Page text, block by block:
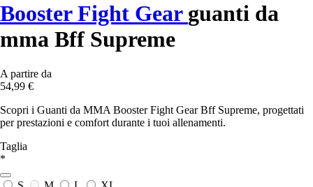
Booster Fight Gear guanti da
mma Bff Supreme
A partire da
54,99 €
Scopri i Guanti da MMA Booster Fight Gear Bff Supreme, progettati
per prestazioni e comfort durante i tuoi allenamenti.
Taglia
*